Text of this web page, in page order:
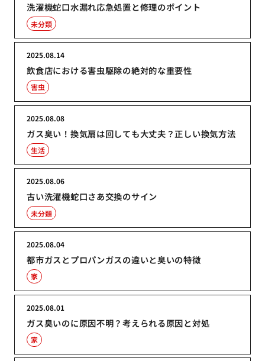
洗濯機蛇口水漏れ応急処置と修理のポイント
未分類
飲食店における害虫駆除の絶対的な重要性
2025.08.14
害虫
ガス臭い！換気扇は回しても大丈夫？正しい換気方法
2025.08.08
生活
古い洗濯機蛇口さあ交換のサイン
2025.08.06
未分類
都市ガスとプロパンガスの違いと臭いの特徴
2025.08.04
家
ガス臭いのに原因不明？考えられる原因と対処
2025.08.01
家